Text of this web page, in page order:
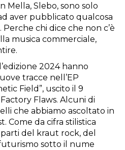
Mella, Slebo, sono solo
aver pubblicato qualcosa
chi dice che non c’è
musica commerciale,
2024 hanno
tracce nell’EP
Field”, uscito il 9
Flaws. Alcuni di
che abbiamo ascoltato in
Come da cifra stilistica
del kraut rock, del
sotto il nume